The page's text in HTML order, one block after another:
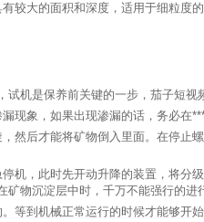
较大的面积和深度，适用于细粒度
机是保养前关键的一步，茄子短
现象，如果出现渗漏的话，务必在
然后才能将矿物倒入里面。在停
机，此时先开动升降的装置，将
物沉淀层中时，千万不能强行的进
等到机械正常运行的时候才能够开